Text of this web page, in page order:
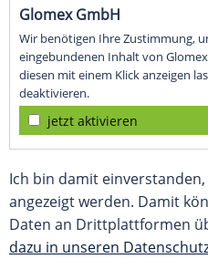
Glomex GmbH
Wir benötigen Ihre Zustimmung,
eingebundenen Inhalt von
diesen mit einem Klick anzeigen
deaktivieren.
jetzt aktivieren
Ich bin damit
angezeigt werden. Damit
Daten an Drittplattformen
dazu in unseren